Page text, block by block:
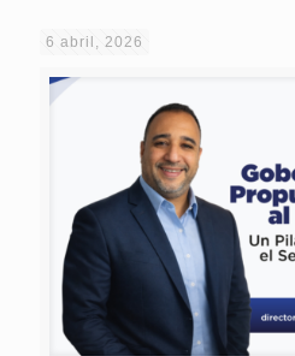
6 abril, 2026